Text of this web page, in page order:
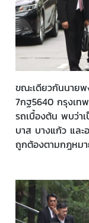
ขณะเดียวกันนายพ
7กฐ5640 กรุงเท
รถเบื้องต้น พบว่
บาส บางแก้ว และ
ถูกต้องตามกฎหมา